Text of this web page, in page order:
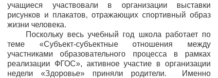
учащиеся участвовали в организации выставки
рисунков и плакатов, отражающих спортивный образ
жизни человека.
Поскольку весь учебный год школа работает по
теме «Субъект-субъектные отношения между
участниками образовательного процесса в рамках
реализации ФГОС», активное участие в организации
недели «Здоровье» приняли родители. Именно